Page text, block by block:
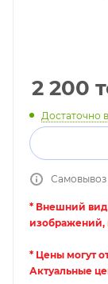
2 200
Достаточно
Самовывоз
* Внешний вид
изображений,
* Цены могут
Актуальные